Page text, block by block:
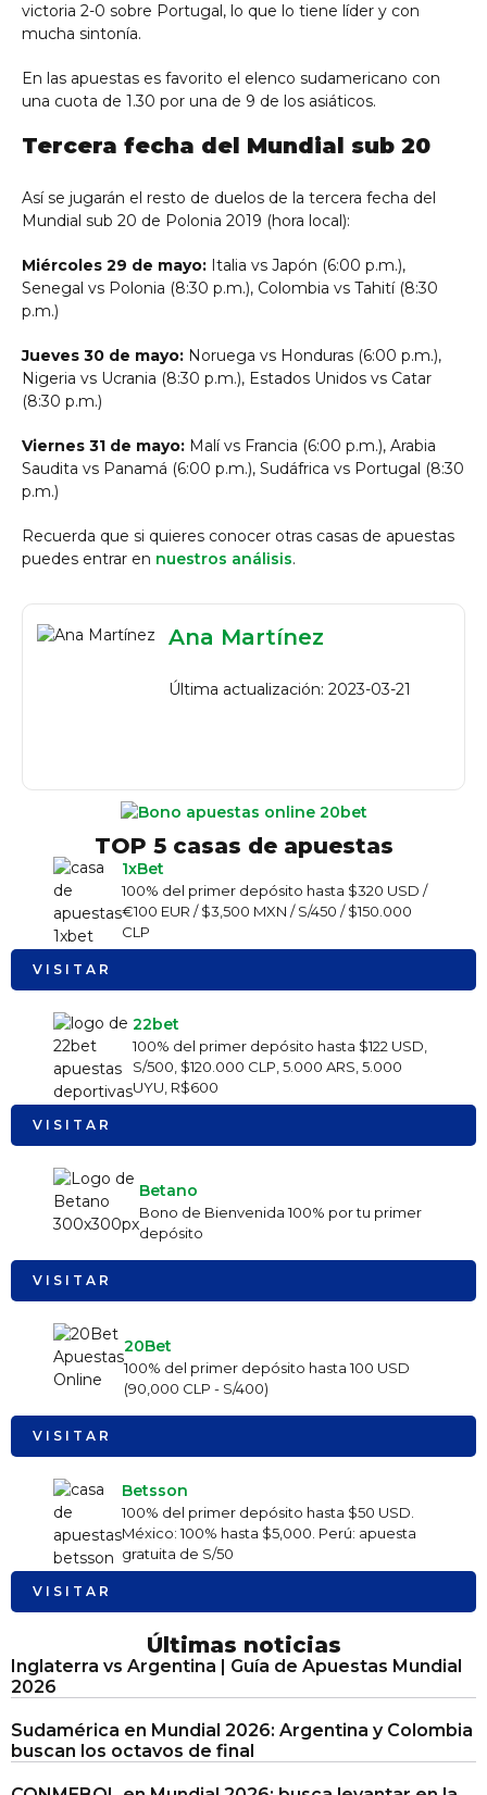
victoria 2-0 sobre Portugal, lo que lo tiene líder y con
mucha sintonía.
En las apuestas es favorito el elenco sudamericano con
una cuota de 1.30 por una de 9 de los asiáticos.
Tercera fecha del Mundial sub 20
Así se jugarán el resto de duelos de la tercera fecha del
Mundial sub 20 de Polonia 2019 (hora local):
Miércoles 29 de mayo: Italia vs Japón (6:00 p.m.),
Senegal vs Polonia (8:30 p.m.), Colombia vs Tahití (8:30
p.m.)
Jueves 30 de mayo: Noruega vs Honduras (6:00 p.m.),
Nigeria vs Ucrania (8:30 p.m.), Estados Unidos vs Catar
(8:30 p.m.)
Viernes 31 de mayo: Malí vs Francia (6:00 p.m.), Arabia
Saudita vs Panamá (6:00 p.m.), Sudáfrica vs Portugal (8:30
p.m.)
Recuerda que si quieres conocer otras casas de apuestas
puedes entrar en nuestros análisis.
Ana Martínez
Última actualización: 2023-03-21
TOP 5 casas de apuestas
1xBet
100% del primer depósito hasta $320 USD /
€100 EUR / $3,500 MXN / S/450 / $150.000
CLP
VISITAR
22bet
100% del primer depósito hasta $122 USD,
S/500, $120.000 CLP, 5.000 ARS, 5.000
UYU, R$600
VISITAR
Betano
Bono de Bienvenida 100% por tu primer
depósito
VISITAR
20Bet
100% del primer depósito hasta 100 USD
(90,000 CLP - S/400)
VISITAR
Betsson
100% del primer depósito hasta $50 USD.
México: 100% hasta $5,000. Perú: apuesta
gratuita de S/50
VISITAR
Últimas noticias
Inglaterra vs Argentina | Guía de Apuestas Mundial
2026
Sudamérica en Mundial 2026: Argentina y Colombia
buscan los octavos de final